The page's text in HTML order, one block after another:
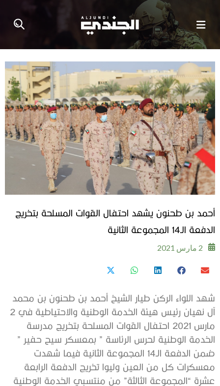
أحمد بن طحنون يشهد احتفال القوات المسلحة بتخريج
الدفعة الـ14 المجموعة الثانية
2 مارس 2021
شهد اللواء الركن طيار الشيخ أحمد بن طحنون بن محمد
آل نهيان رئيس هيئة الخدمة الوطنية والاحتياطية في 2
مارس 2021 احتفال القوات المسلحة بتخريج مدرسة
الخدمة الوطنية لحرس الرئاسة ” بمعسكر سيح حفير ”
ضمن الدفعة الـ14 المجموعة الثانية فيما شهدت
معسكرات كل من العين وليوا تخريج الدفعة الرابعة
عشرة “المجموعة الثالثة” من منتسبي الخدمة الوطنية